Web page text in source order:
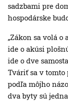
sadzbami pre
hospodárske
„Zákon sa volá
ide o akúsi
ide o dve
Tváriť sa v tomto
podľa môjho
dva byty sú